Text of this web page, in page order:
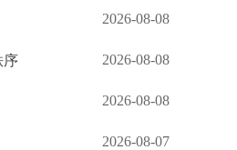
2026-08-08
序 2026-08-08
2026-08-08
2026-08-07